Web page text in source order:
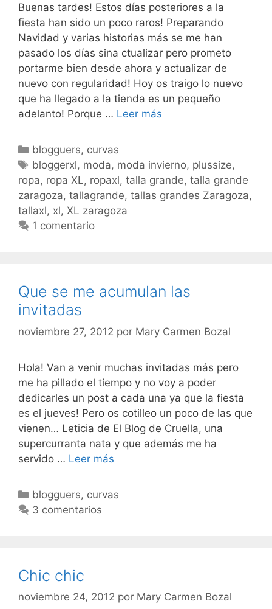
Buenas tardes! Estos días posteriores a la
fiesta han sido un poco raros! Preparando
Navidad y varias historias más se me han
pasado los días sina ctualizar pero prometo
portarme bien desde ahora y actualizar de
nuevo con regularidad! Hoy os traigo lo nuevo
que ha llegado a la tienda es un pequeño
adelanto! Porque … Leer más
normalidad
Categorías
blogguers, curvas
Etiquetas
bloggerxl, moda, moda invierno, plussize,
ropa, ropa XL, ropaxl, talla grande, talla grande
zaragoza, tallagrande, tallas grandes Zaragoza,
tallaxl, xl, XL zaragoza
1 comentario
Que se me acumulan las
invitadas
noviembre 27, 2012 por Mary Carmen Bozal
Hola! Van a venir muchas invitadas más pero
me ha pillado el tiempo y no voy a poder
dedicarles un post a cada una ya que la fiesta
es el jueves! Pero os cotilleo un poco de las que
vienen… Leticia de El Blog de Cruella, una
supercurranta nata y que además me ha
servido … Leer más
Categorías
blogguers, curvas
3 comentarios
Chic chic
noviembre 24, 2012 por Mary Carmen Bozal